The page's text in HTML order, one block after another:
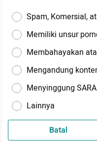
Spam, Komersial,
Memiliki unsur
Membahayakan
Mengandung
Menyinggung SARA
Lainnya
Batal